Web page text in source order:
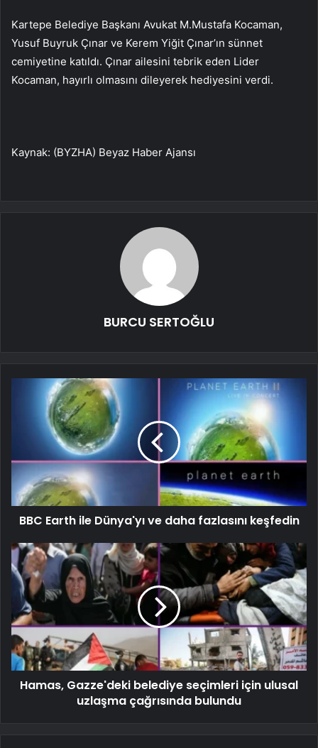
Kartepe Belediye Başkanı Avukat M.Mustafa Kocaman,
Yusuf Buyruk Çınar ve Kerem Yiğit Çınar’ın sünnet
cemiyetine katıldı. Çınar ailesini tebrik eden Lider
Kocaman, hayırlı olmasını dileyerek hediyesini verdi.
Kaynak: (BYZHA) Beyaz Haber Ajansı
BURCU SERTOĞLU
BBC Earth ile Dünya'yı ve daha fazlasını keşfedin
Hamas, Gazze'deki belediye seçimleri için ulusal
uzlaşma çağrısında bulundu